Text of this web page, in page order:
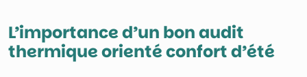
L’importance d’un bon audit
thermique orienté confort d’été